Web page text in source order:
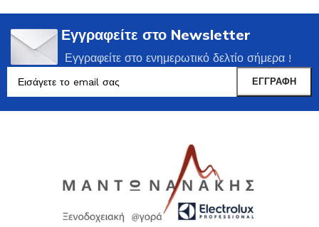
Εγγραφείτε στο Newsletter
Εγγραφείτε στο ενημερωτικό δελτίο σήμερα !